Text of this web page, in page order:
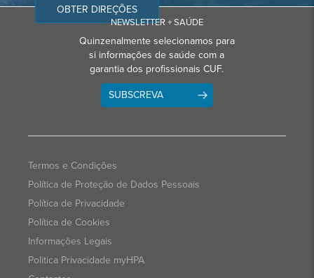
OBTER DIREÇÕES
NEWSLETTER + SAÚDE
Quinzenalmente selecionamos para
si informações de saúde com a
garantia dos profissionais CUF.
SUBSCREVA
Termos e Condições
Política de Proteção de Dados Pessoais
Política de Privacidade
Política de Cookies
Informações Legais
Politica Privacidade myHPA